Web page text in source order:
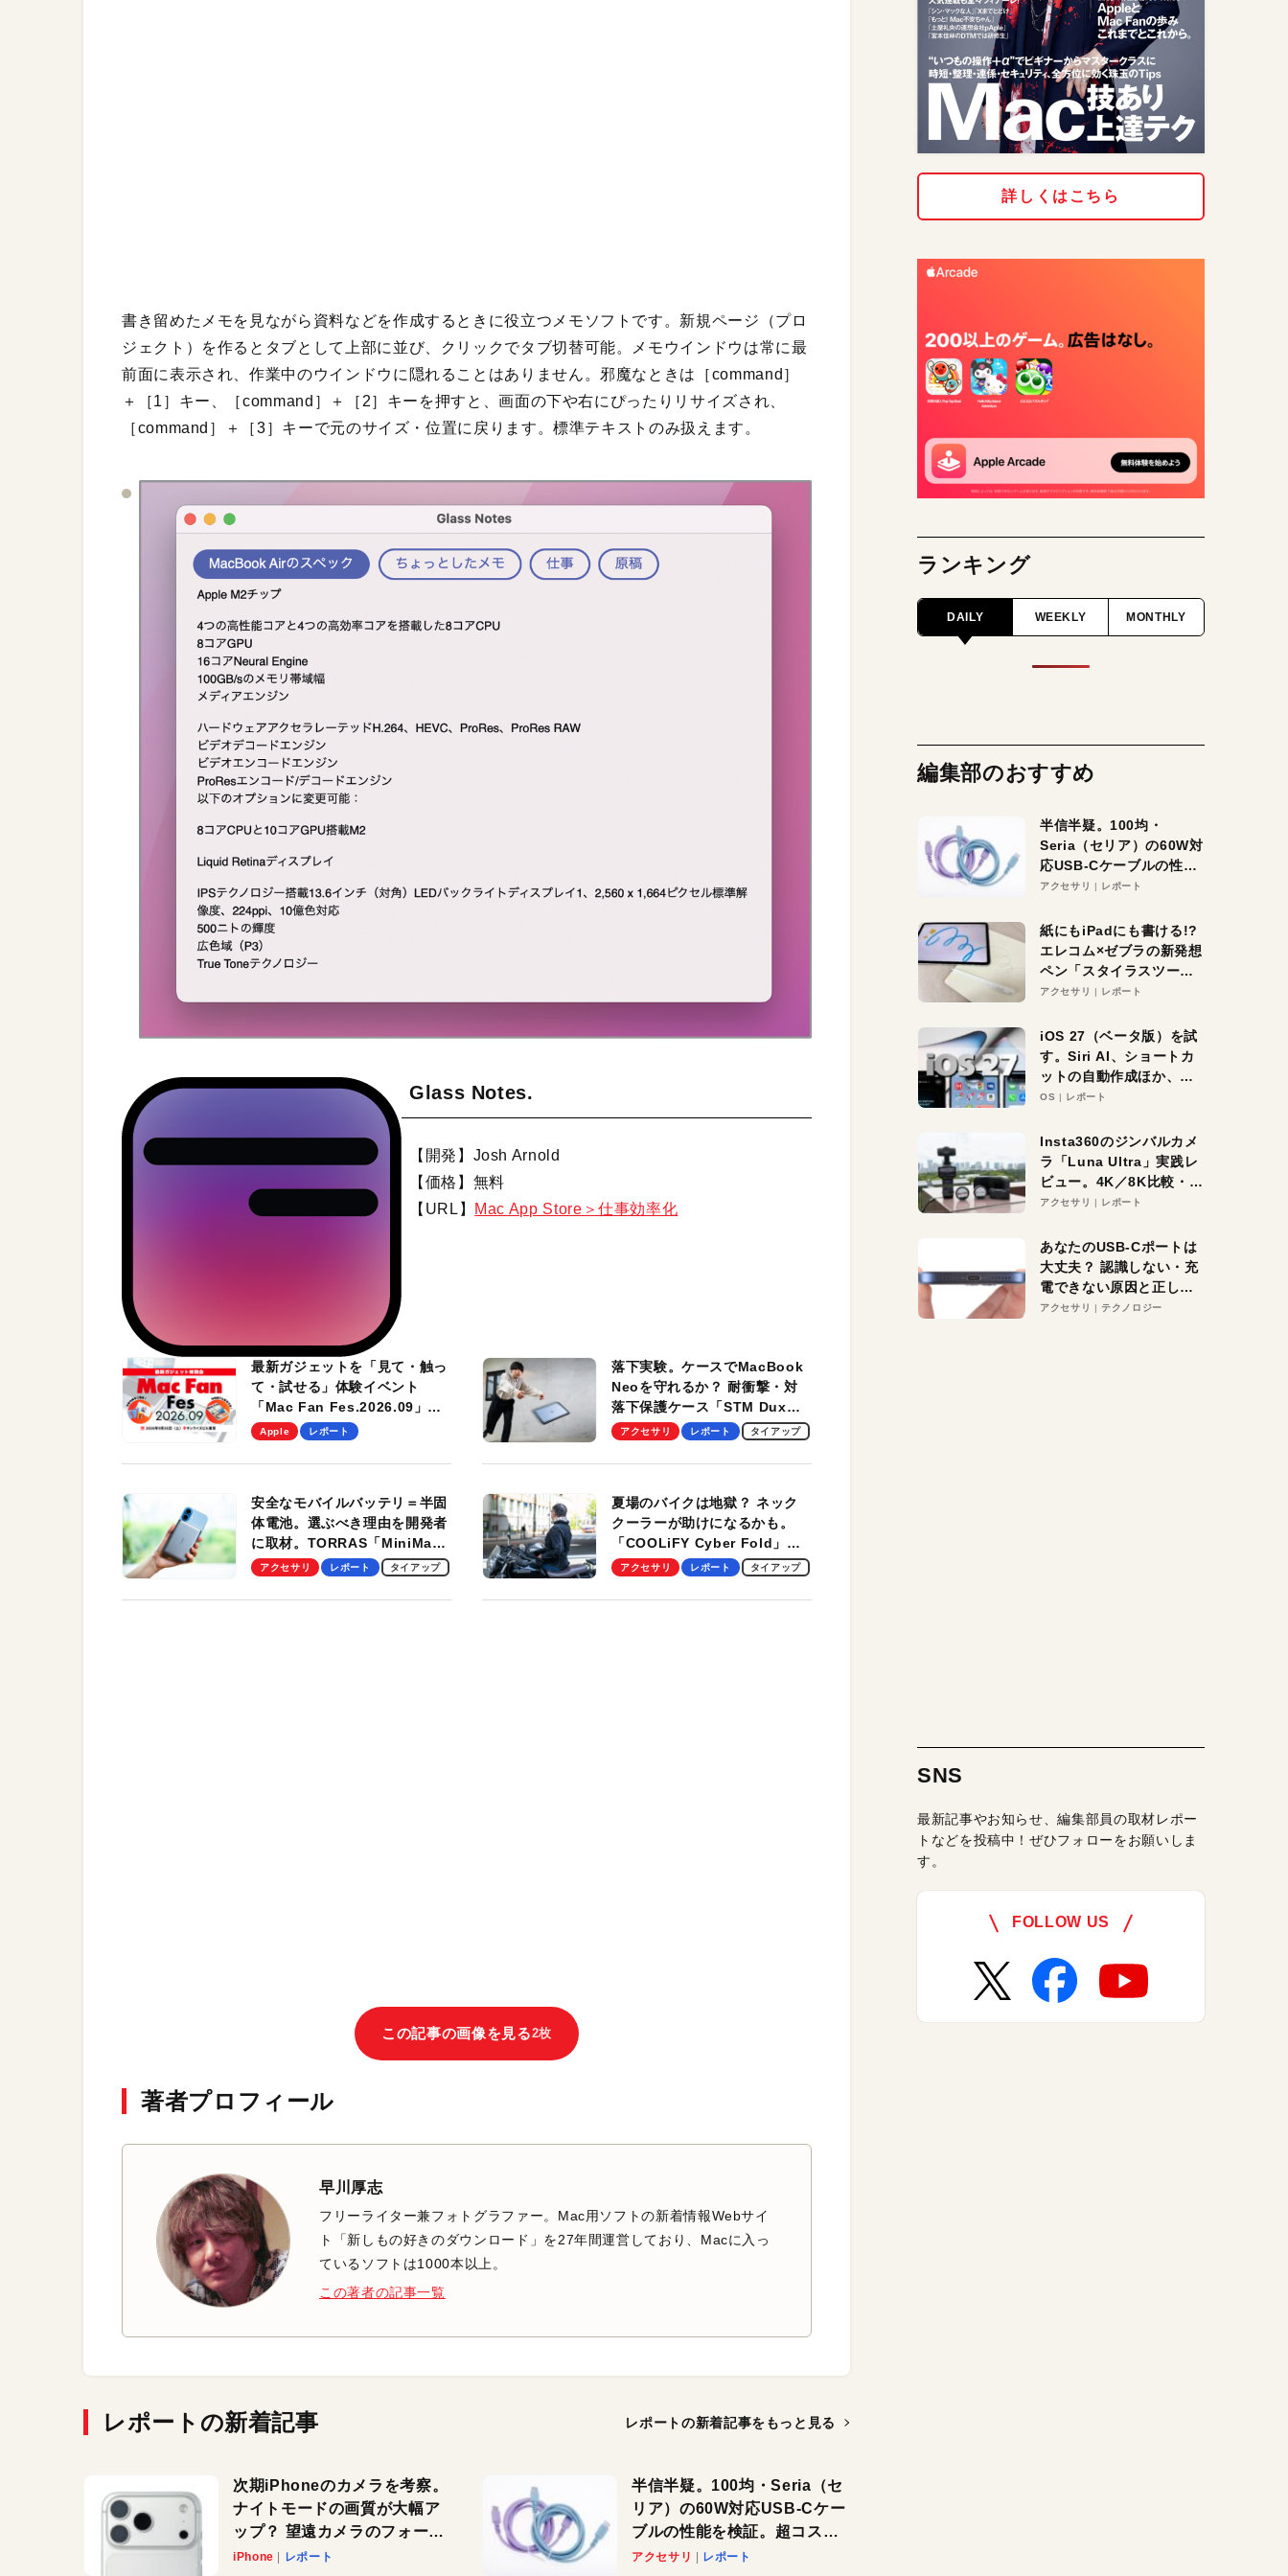
書き留めたメモを見ながら資料などを作成するときに役立つメモソフトです。新規ページ（プロ
ジェクト）を作るとタブとして上部に並び、クリックでタブ切替可能。メモウインドウは常に最
前面に表示され、作業中のウインドウに隠れることはありません。邪魔なときは［command］
＋［1］キー、［command］＋［2］キーを押すと、画面の下や右にぴったりリサイズされ、
［command］＋［3］キーで元のサイズ・位置に戻ります。標準テキストのみ扱えます。
Glass Notes.
【開発】Josh Arnold
【価格】無料
【URL】
Mac App Store＞仕事効率化
最新ガジェットを「見て・触っ
て・試せる」体験イベント
「Mac Fan Fes.2026.09」
を、9月26日（土）に開催しま
Apple レポート
落下実験。ケースでMacBook
Neoを守れるか？ 耐衝撃・対
落下保護ケース「STM Dux
Ultra」を検証。学生、ビジネ
適！
アクセサリ レポート タイアップ
安全なモバイルバッテリ＝半固
体電池。選ぶべき理由を開発者
に取材。TORRAS「MiniMag
Pro」の実機レビューも
アクセサリ レポート タイアップ
夏場のバイクは地獄？ ネック
クーラーが助けになるかも。
「COOLiFY Cyber Fold」レ
ビュー。冷却の速さ、密着する
性がグッド！
アクセサリ レポート タイアップ
この記事の画像を見る2枚
著者プロフィール
早川厚志
フリーライター兼フォトグラファー。Mac用ソフトの新着情報Webサイ
ト「新しもの好きのダウンロード」を27年間運営しており、Macに入っ
ているソフトは1000本以上。
この著者の記事一覧
レポートの新着記事 レポートの新着記事をもっと見る
次期iPhoneのカメラを考察。
ナイトモードの画質が大幅ア
ップ？ 望遠カメラのフォーカ
スがさらにシャープに？
iPhone レポート
半信半疑。100均・Seria（セ
リア）の60W対応USB-Cケー
ブルの性能を検証。超コスパ
の1本を発見か？
アクセサリ レポート
詳しくはこちら
ランキング
DAILY WEEKLY MONTHLY
編集部のおすすめ
半信半疑。100均・
Seria（セリア）の60W対
応USB-Cケーブルの性能
を検証。超コスパの1本を
アクセサリ レポート
紙にもiPadにも書ける!?
エレコム×ゼブラの新発想
ペン「スタイラスツーウ
ェイ」レビュー。持ち替
アクセサリ レポート
iOS 27（ベータ版）を試
す。Siri AI、ショートカ
ットの自動作成ほか、期
待大の便利機能5選。
る未来はすぐそこ！
OS レポート
Insta360のジンバルカメ
ラ「Luna Ultra」実践レ
ビュー。4K／8K比較・ズ
ーム・夜間撮影をチェッ
アクセサリ レポート
あなたのUSB-Cポートは
大丈夫？ 認識しない・充
電できない原因と正しい
対策
アクセサリ テクノロジー
SNS
最新記事やお知らせ、編集部員の取材レポー
トなどを投稿中！ぜひフォローをお願いしま
す。
FOLLOW US